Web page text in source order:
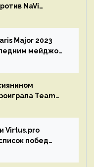
NaVi
Major 2023
мейджор-
Team
Virtus.pro
побед